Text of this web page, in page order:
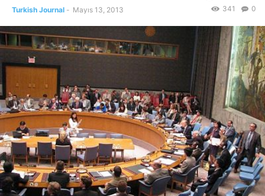
Turkish Journal - Mayıs 13, 2013 0
341